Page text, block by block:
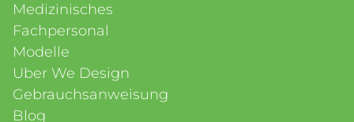
Medizinisches
Fachpersonal
Modelle
Uber We Design
Gebrauchsanweisung
Blog